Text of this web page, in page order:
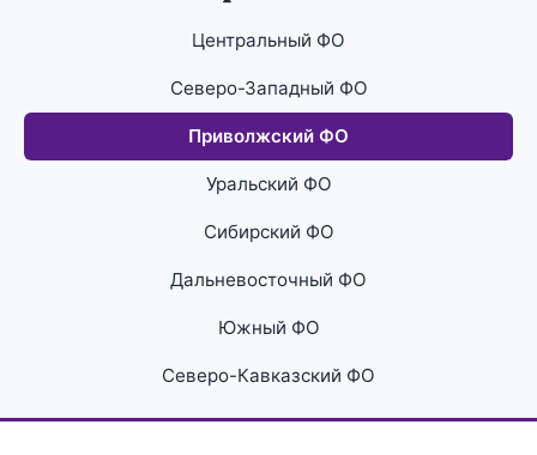
Центральный ФО
Северо-Западный ФО
Приволжский ФО
Уральский ФО
Сибирский ФО
Дальневосточный ФО
Южный ФО
Северо-Кавказский ФО